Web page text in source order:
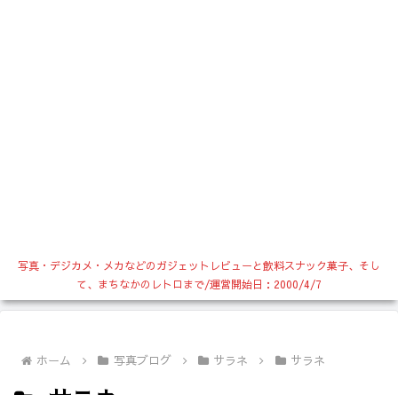
写真・デジカメ・メカなどのガジェットレビューと飲料スナック菓子、そし
て、まちなかのレトロまで/運営開始日：2000/4/7
ホーム 写真ブログ サラネ サラネ